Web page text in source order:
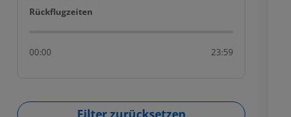
Rückflugzeiten
Rückflugzeiten
00:00 23:59